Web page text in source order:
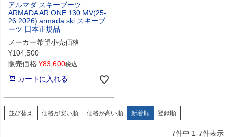
アルマダ スキーブーツ
ARMADA AR ONE 130 MV(25-
26 2026) armada ski スキーブ
ーツ 日本正規品
メーカー希望小売価格
¥104,500
販売価格 ¥83,600税込
カートに入れる
並び替え 価格が安い順 価格が高い順 新着順 登録順
7件中 1-7件表示